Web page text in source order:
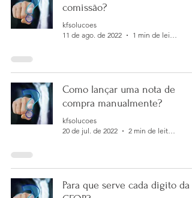
comissão?
kfsolucoes
11 de ago. de 2022
1 min de leitura
Como lançar uma nota de
compra manualmente?
kfsolucoes
20 de jul. de 2022
2 min de leitura
Para que serve cada digito da